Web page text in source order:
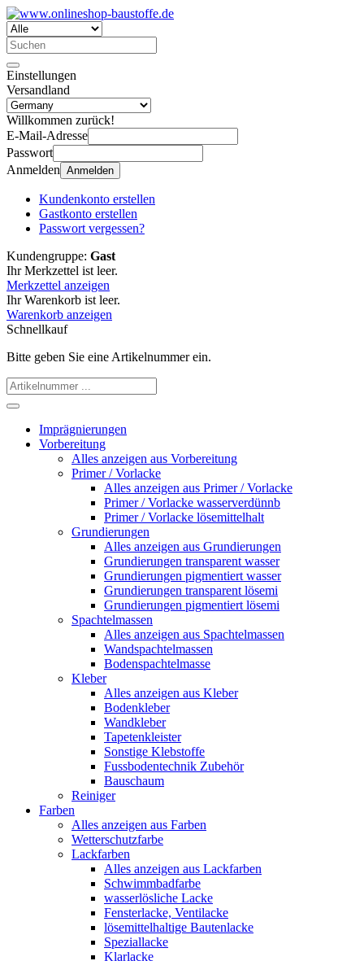
Einstellungen
Versandland
Willkommen zurück!
E-Mail-Adresse
Passwort
Anmelden Anmelden
Kundenkonto erstellen
Gastkonto erstellen
Passwort vergessen?
Kundengruppe: Gast
Ihr Merkzettel ist leer.
Merkzettel anzeigen
Ihr Warenkorb ist leer.
Warenkorb anzeigen
Schnellkauf
Bitte geben Sie eine Artikelnummer ein.
Imprägnierungen
Vorbereitung
Alles anzeigen aus Vorbereitung
Primer / Vorlacke
Alles anzeigen aus Primer / Vorlacke
Primer / Vorlacke wasserverdünnb
Primer / Vorlacke lösemittelhalt
Grundierungen
Alles anzeigen aus Grundierungen
Grundierungen transparent wasser
Grundierungen pigmentiert wasser
Grundierungen transparent lösemi
Grundierungen pigmentiert lösemi
Spachtelmassen
Alles anzeigen aus Spachtelmassen
Wandspachtelmassen
Bodenspachtelmasse
Kleber
Alles anzeigen aus Kleber
Bodenkleber
Wandkleber
Tapetenkleister
Sonstige Klebstoffe
Fussbodentechnik Zubehör
Bauschaum
Reiniger
Farben
Alles anzeigen aus Farben
Wetterschutzfarbe
Lackfarben
Alles anzeigen aus Lackfarben
Schwimmbadfarbe
wasserlösliche Lacke
Fensterlacke, Ventilacke
lösemittelhaltige Bautenlacke
Speziallacke
Klarlacke